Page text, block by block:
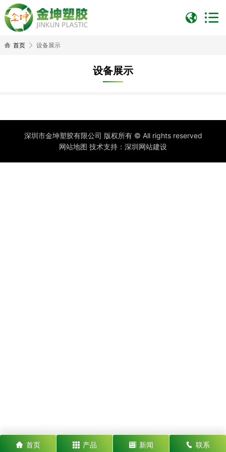
首页 设备展示
设备展示
深圳市金坤塑胶有限公司 版权所有 © All rights reserved
网站地图 技术支持： 深圳网站建设
首页 产品 新闻 联系